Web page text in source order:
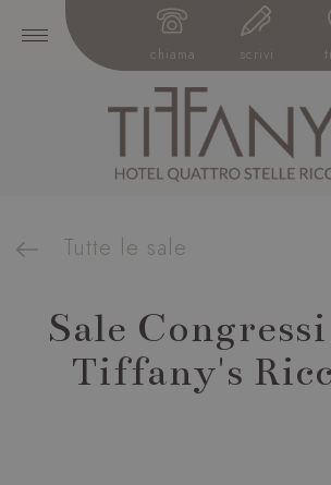
chiama scrivi
Tutte le sale
Sale
Tiffany's